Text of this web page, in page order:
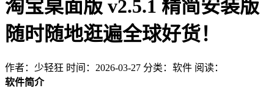
淘宝桌面版 v2.5.1 精简安装版
随时随地逛遍全球好货！
作者：少轻狂 时间：2026-03-27 分类：软件 阅读：
软件简介